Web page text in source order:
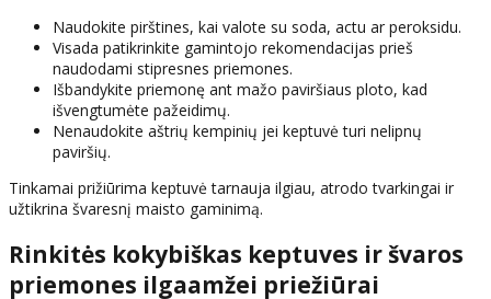
Naudokite pirštines, kai valote su soda, actu ar peroksidu.
Visada patikrinkite gamintojo rekomendacijas prieš
naudodami stipresnes priemones.
Išbandykite priemonę ant mažo paviršiaus ploto, kad
išvengtumėte pažeidimų.
Nenaudokite aštrių kempinių jei keptuvė turi nelipnų
paviršių.
Tinkamai prižiūrima keptuvė tarnauja ilgiau, atrodo tvarkingai ir
užtikrina švaresnį maisto gaminimą.
Rinkitės kokybiškas keptuves ir švaros
priemones ilgaamžei priežiūrai